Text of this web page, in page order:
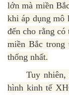
lớn mà miền
khi áp dụng mô
đến cho rằng
miền Bắc
thống nhất.
Tuy
hình kinh tế